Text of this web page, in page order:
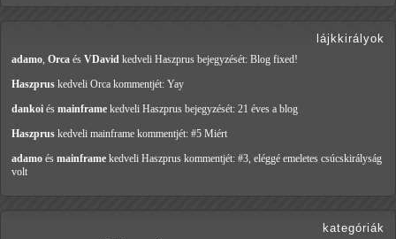
lájkkirályok
adamo, Orca és VDavid kedveli Haszprus bejegyzését: Blog fixed!
Haszprus kedveli Orca kommentjét: Yay
dankoi és mainframe kedveli Haszprus bejegyzését: 21 éves a blog
Haszprus kedveli mainframe kommentjét: #5 Miért
adamo és mainframe kedveli Haszprus kommentjét: #3, eléggé emeletes csúcskirályság
volt
kategóriák